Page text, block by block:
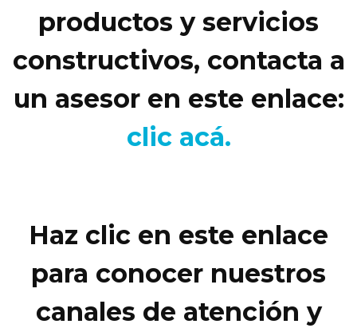
productos y servicios
constructivos, contacta a
un asesor en este enlace:
clic acá.
Haz clic en este enlace
para conocer nuestros
canales de atención y